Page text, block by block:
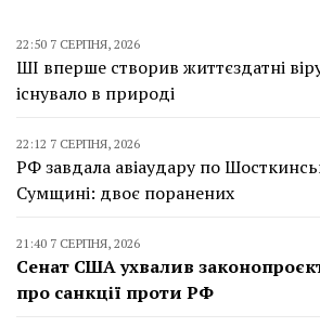
22:50 7 СЕРПНЯ, 2026
ШІ вперше створив життєздатні
існувало в природі
22:12 7 СЕРПНЯ, 2026
РФ завдала авіаудару по
Сумщині: двоє поранених
21:40 7 СЕРПНЯ, 2026
Сенат США ухвалив
про санкції проти РФ